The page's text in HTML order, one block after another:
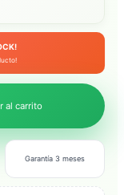
al carrito
Garantía 3 meses